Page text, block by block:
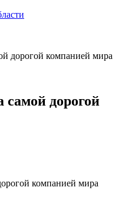
дорогой компанией мира
самой дорогой